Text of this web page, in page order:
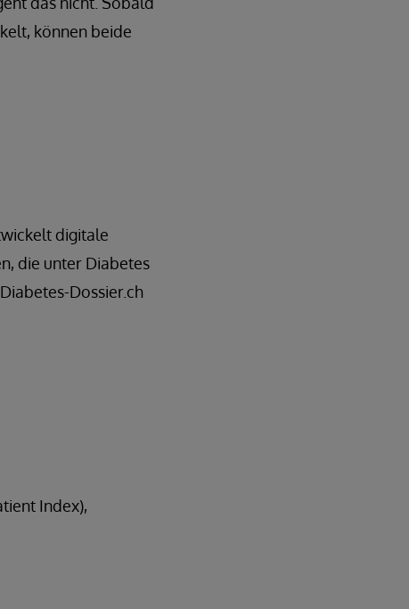
können beide
digitale
die unter Diabetes
Dossier.ch
Index),